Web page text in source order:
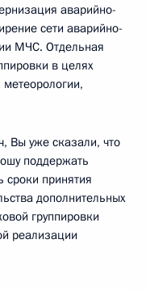
аварийно-
сети аварийно-
МЧС. Отдельная
в целях
Вы уже сказали, что
поддержать
сроки принятия
дополнительных
группировки
реализации